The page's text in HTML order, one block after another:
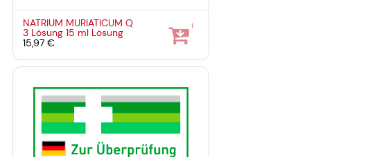
NATRIUM MURIATICUM Q
3 Lösung15 ml Lösung
15,97 €
1